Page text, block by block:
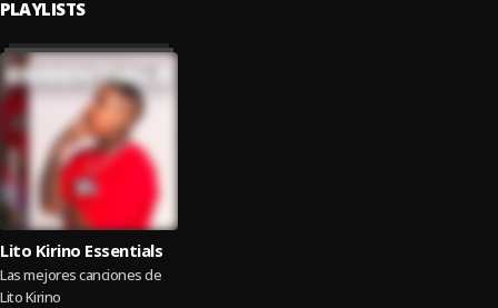
PLAYLISTS
Lito Kirino Essentials
Las mejores canciones de
Lito Kirino